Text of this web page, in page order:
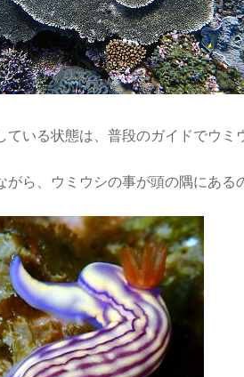
ている状態は、普段のガイドでウミ
がら、ウミウシの事が頭の隅にあ